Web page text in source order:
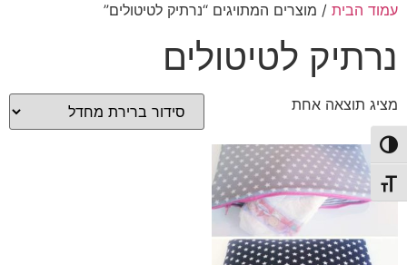
הפעל/כבה ניגודיות גבוהה
מתג גודל גופן
עמוד הבית / מוצרים המתויגים “נרתיק לטיטולים”
נרתיק לטיטולים
מציג תוצאה אחת